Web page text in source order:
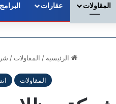
المقاولات عقارات البرامج
الرئيسية / المقاولات /
المقاولات